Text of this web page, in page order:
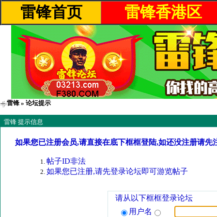
雷锋首页 雷锋香港区
雷锋 » 论坛提示
雷锋 提示信息
如果您已注册会员,请直接在底下框框登陆,如还没注册请先
帖子ID非法
如果您已注册,请先登录论坛即可游览帖子
请从以下框框登录论坛
用户名